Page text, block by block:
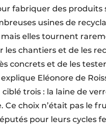
fabriquer des
usines de
elles tournent
chantiers et de les
concrets et de les
Eléonore de
trois : la laine de
choix n’était pas le
pour leurs cycles